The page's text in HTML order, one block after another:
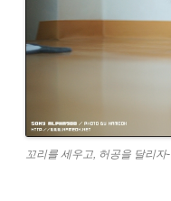
꼬리를 세우고, 허공을 달리자-